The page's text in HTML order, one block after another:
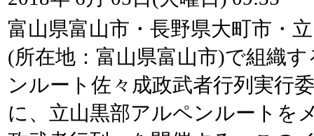
富山県富山市・長野県大町市・
(所在地：富山県富山市)で組織
ンルート佐々成政武者行列実行
に、立山黒部アルペンルートを